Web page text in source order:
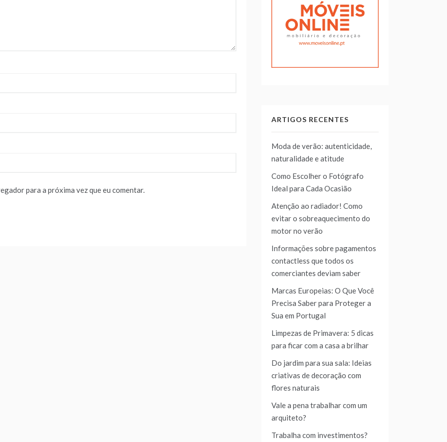
para a próxima vez que eu comentar.
ARTIGOS RECENTES
Moda de verão: autenticidade,
naturalidade e atitude
Como Escolher o Fotógrafo
Ideal para Cada Ocasião
Atenção ao radiador! Como
evitar o sobreaquecimento do
motor no verão
Informações sobre pagamentos
contactless que todos os
comerciantes deviam saber
Marcas Europeias: O Que Você
Precisa Saber para Proteger a
Sua em Portugal
Limpezas de Primavera: 5 dicas
para ficar com a casa a brilhar
Do jardim para sua sala: Ideias
criativas de decoração com
flores naturais
Vale a pena trabalhar com um
arquiteto?
Trabalha com investimentos?